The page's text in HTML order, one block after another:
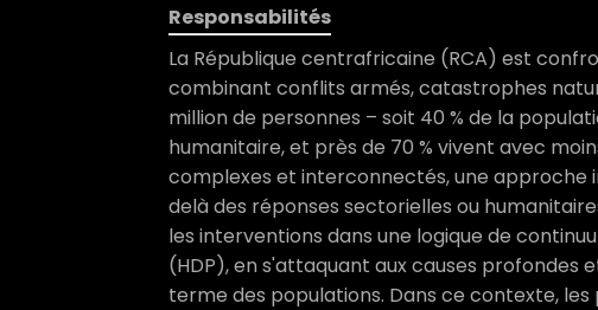
Responsabilités
La République centrafricaine (RCA) est
combinant conflits armés, catastrophes
million de personnes – soit 40 % de la
humanitaire, et près de 70 % vivent avec
complexes et interconnectés, une approche
delà des réponses sectorielles ou
les interventions dans une logique de
(HDP), en s'attaquant aux causes profondes
terme des populations. Dans ce contexte,